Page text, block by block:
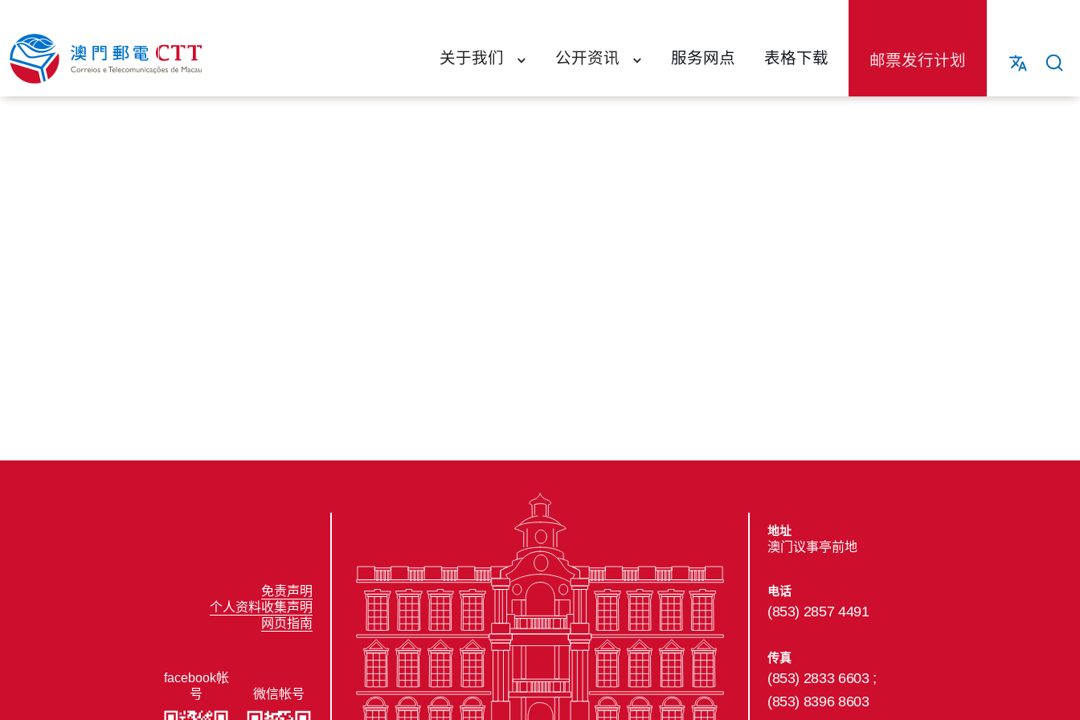
关于我们 公开资讯 服务网点 表格下载 邮票发行计划
免责声明
个人资料收集声明
网页指南
facebook帐
号
微信帐号
地址
澳门议事亭前地
电话
(853) 2857 4491
传真
(853) 2833 6603 ;
(853) 8396 8603